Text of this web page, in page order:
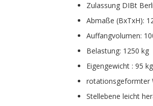
Zulassung DIBt
Abmaße (BxTxH):
Auffangvolumen:
Belastung: 1250 kg
Eigengewicht : 95 kg
rotationsgeformter
Stellebene leicht